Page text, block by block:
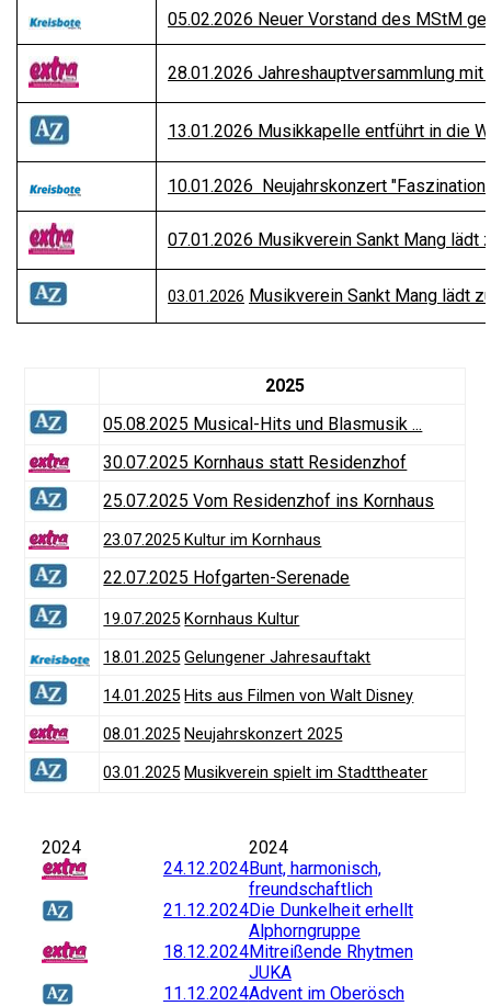
05.02.2026 Neuer Vorstand des MStM
28.01.2026 Jahreshauptversammlung mit
13.01.2026 Musikkapelle entführt in die
10.01.2026 Neujahrskonzert "Faszination
07.01.2026 Musikverein Sankt Mang lädt
03.01.2026 Musikverein Sankt Mang lädt
2025
05.08.2025 Musical-Hits und Blasmusik ...
30.07.2025 Kornhaus statt Residenzhof
25.07.2025 Vom Residenzhof ins Kornhaus
23.07.2025 Kultur im Kornhaus
22.07.2025 Hofgarten-Serenade
19.07.2025 Kornhaus Kultur
18.01.2025 Gelungener Jahresauftakt
14.01.2025 Hits aus Filmen von Walt Disney
08.01.2025 Neujahrskonzert 2025
03.01.2025 Musikverein spielt im Stadttheater
2024
2024
24.12.2024Bunt, harmonisch,
freundschaftlich
21.12.2024Die Dunkelheit erhellt
Alphorngruppe
18.12.2024Mitreißende Rhytmen
JUKA
11.12.2024Advent im Oberösch